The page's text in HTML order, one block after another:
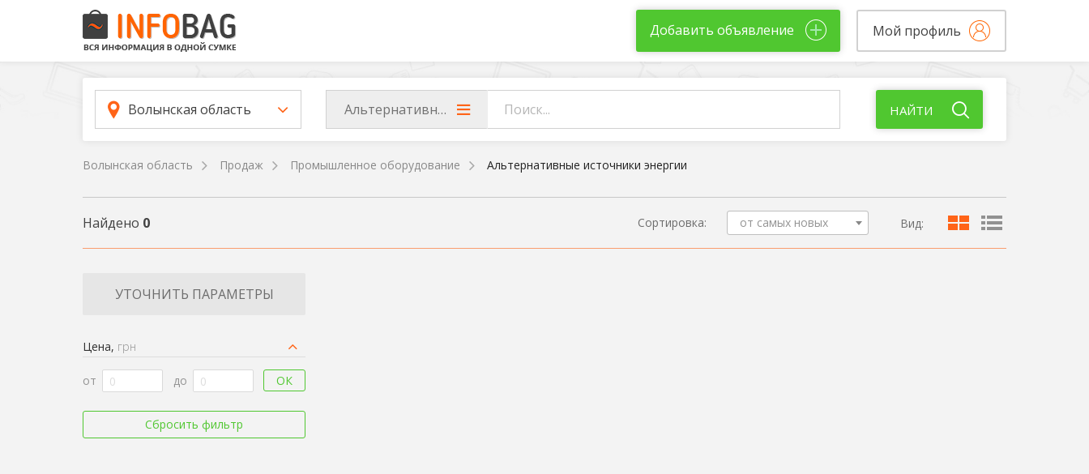
Добавить объявление Мой профиль
Волынская область Альтернативные источники энергии НАЙТИ
Волынская область Продаж Промышленное оборудование Альтернативные источники энергии
Найдено 0 Сортировка: от самых новых Вид:
УТОЧНИТЬ ПАРАМЕТРЫ
Цена, грн
от до ОК
Сбросить фильтр